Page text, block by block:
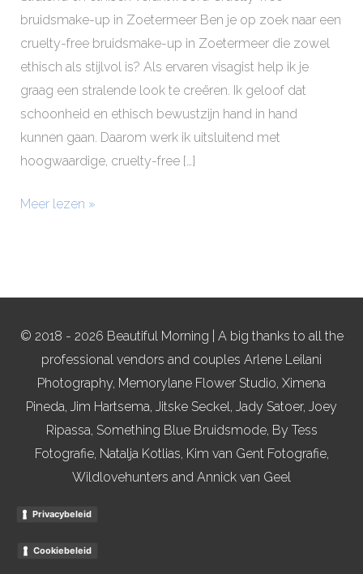
bruidsmake-up in Zoetermeer Ben je op zoek naar een
cruelty-free bruidsmake-up in Zoetermeer die zowel
ethisch als stijlvol is? Als ervaren visagist help ik je
graag een stralende look te creëren. Ik geloof dat
schoonheid en ethisch bewustzijn hand in hand
kunnen gaan. Daarom werk ik uitsluitend met
hoogwaardige, cruelty-free […]
Meer lezen »
© 2018 - 2026 Beautiful Morning | A big thanks to all the
professional vendors and couples Arlene Leilani
Photography, Memorylane Flower Studio, Ximena
Pineda, Jim Hartsema, Jitske Seckel, Jady Satoer, Joey
Ripassa, Something Blue Bruidsmode, By Tess
Fotografie, Natalja Kotlias, Kim van Gent Fotografie,
Wildlovehunters and Annick van Geel
Privacybeleid
Cookiebeleid